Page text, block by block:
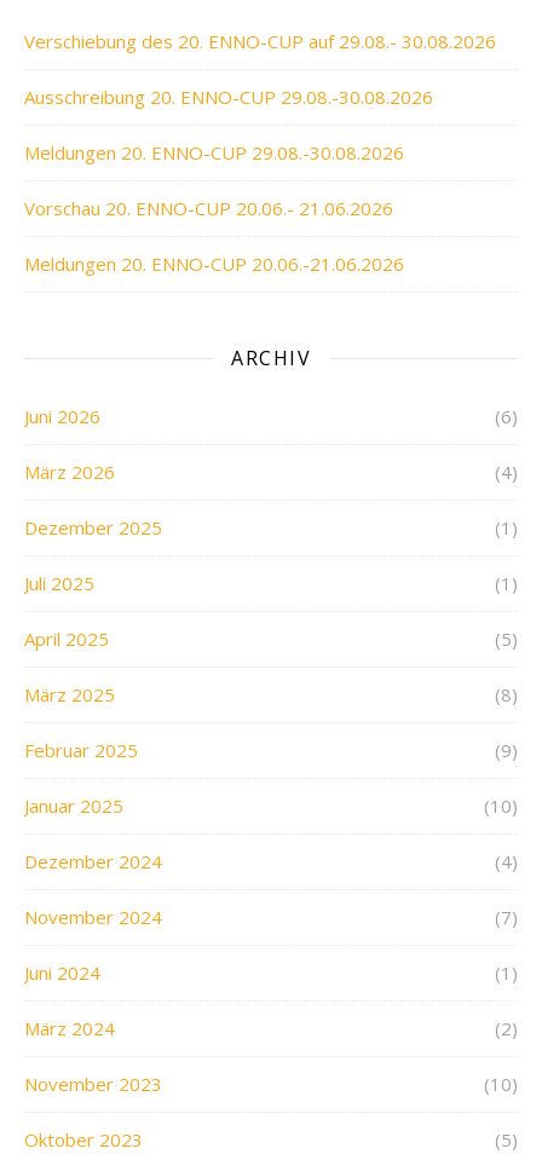
Verschiebung des 20. ENNO-CUP auf 29.08.- 30.08.2026
Ausschreibung 20. ENNO-CUP 29.08.-30.08.2026
Meldungen 20. ENNO-CUP 29.08.-30.08.2026
Vorschau 20. ENNO-CUP 20.06.- 21.06.2026
Meldungen 20. ENNO-CUP 20.06.-21.06.2026
ARCHIV
Juni 2026 (6)
März 2026 (4)
Dezember 2025 (1)
Juli 2025 (1)
April 2025 (5)
März 2025 (8)
Februar 2025 (9)
Januar 2025 (10)
Dezember 2024 (4)
November 2024 (7)
Juni 2024 (1)
März 2024 (2)
November 2023 (10)
Oktober 2023 (5)